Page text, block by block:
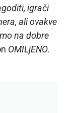
igrači
ali ovakve
na dobre
OMILjENO.